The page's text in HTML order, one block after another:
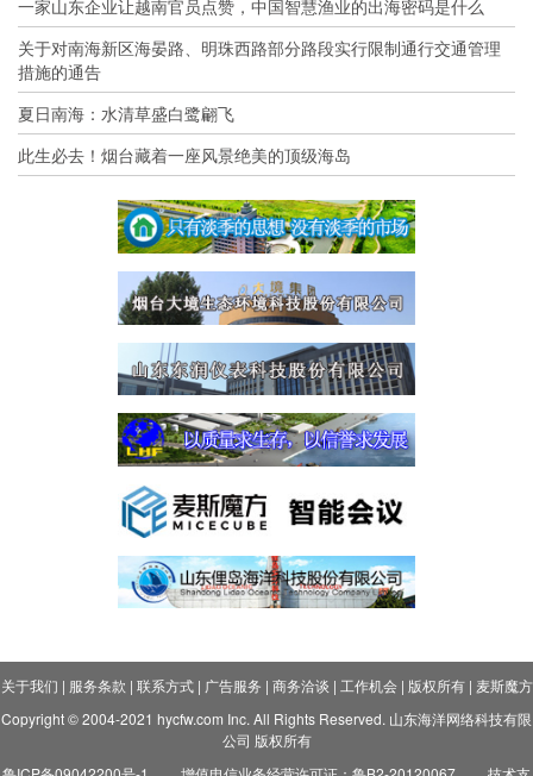
一家山东企业让越南官员点赞，中国智慧渔业的出海密码是什么
关于对南海新区海晏路、明珠西路部分路段实行限制通行交通管理
措施的通告
夏日南海：水清草盛白鹭翩飞
此生必去！烟台藏着一座风景绝美的顶级海岛
关于我们 | 服务条款 | 联系方式| 广告服务 | 商务洽谈 | 工作机会| 版权所有| 麦斯魔方
Copyright © 2004-2021 hycfw.com Inc. All Rights Reserved. 山东海洋网络科技有限
公司 版权所有